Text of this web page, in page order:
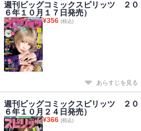
週刊ビッグコミックスピリッツ ２０
６年１０月１７日発売）
¥356 (税込)
あらすじを見る
週刊ビッグコミックスピリッツ ２０
６年１０月２４日発売）
¥366 (税込)